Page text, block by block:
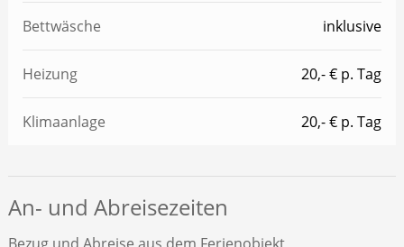
Bettwäsche inklusive
Heizung 20,- € p. Tag
Klimaanlage 20,- € p. Tag
An- und Abreisezeiten